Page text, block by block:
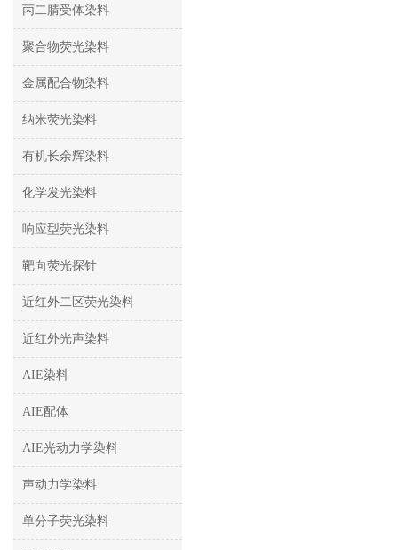
丙二腈受体染料
聚合物荧光染料
金属配合物染料
纳米荧光染料
有机长余辉染料
化学发光染料
响应型荧光染料
靶向荧光探针
近红外二区荧光染料
近红外光声染料
AIE染料
AIE配体
AIE光动力学染料
声动力学染料
单分子荧光染料